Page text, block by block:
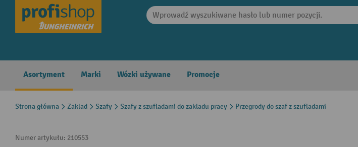
Skip to main navigation
Asortyment Marki Wózki używane Promocje
Strona główna Zaklad Szafy Szafy z szufladami do zakladu pracy Przegrody do szaf z szufladami
Numer artykułu: 210553